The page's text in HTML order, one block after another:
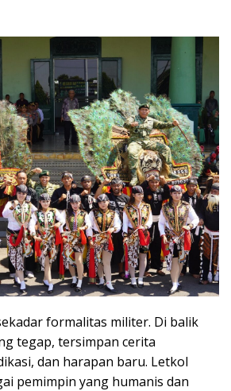
formalitas militer. Di balik
tegap, tersimpan cerita
dan harapan baru. Letkol
pemimpin yang humanis dan